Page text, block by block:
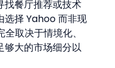
找餐厅推荐或技术
选择 Yahoo 而非现
取决于情境化、
够大的市场细分以